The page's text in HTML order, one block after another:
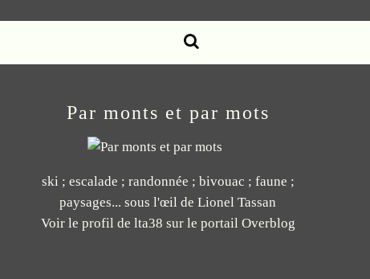
Par monts et par mots
ski ; escalade ; randonnée ; bivouac ; faune ;
paysages... sous l'œil de Lionel Tassan
Voir le profil de lta38 sur le portail Overblog